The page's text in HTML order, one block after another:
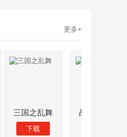
更多+
机枪打击僵尸